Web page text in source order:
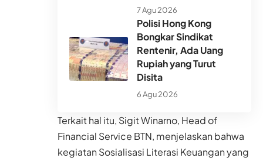
7 Agu 2026
Polisi Hong Kong
Bongkar Sindikat
Rentenir, Ada Uang
Rupiah yang Turut
Disita
6 Agu 2026
Terkait hal itu, Sigit Winarno, Head of
Financial Service BTN, menjelaskan bahwa
kegiatan Sosialisasi Literasi Keuangan yang